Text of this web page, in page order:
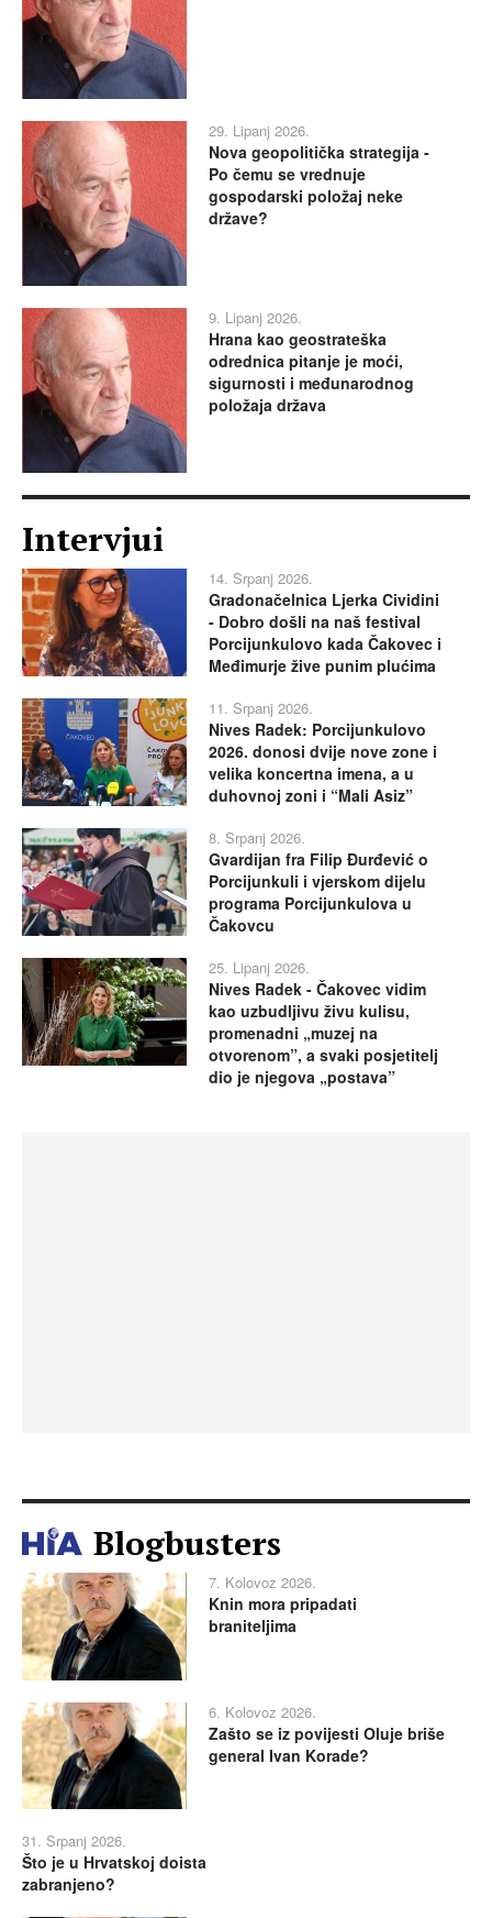
29. Lipanj 2026.
Nova geopolitička strategija -
Po čemu se vrednuje
gospodarski položaj neke
države?
9. Lipanj 2026.
Hrana kao geostrateška
odrednica pitanje je moći,
sigurnosti i međunarodnog
položaja država
Intervjui
14. Srpanj 2026.
Gradonačelnica Ljerka Cividini
- Dobro došli na naš festival
Porcijunkulovo kada Čakovec i
Međimurje žive punim plućima
11. Srpanj 2026.
Nives Radek: Porcijunkulovo
2026. donosi dvije nove zone i
velika koncertna imena, a u
duhovnoj zoni i “Mali Asiz”
8. Srpanj 2026.
Gvardijan fra Filip Đurđević o
Porcijunkuli i vjerskom dijelu
programa Porcijunkulova u
Čakovcu
25. Lipanj 2026.
Nives Radek - Čakovec vidim
kao uzbudljivu živu kulisu,
promenadni „muzej na
otvorenom”, a svaki posjetitelj
dio je njegova „postava”
Blogbusters
7. Kolovoz 2026.
Knin mora pripadati
braniteljima
6. Kolovoz 2026.
Zašto se iz povijesti Oluje briše
general Ivan Korade?
31. Srpanj 2026.
Što je u Hrvatskoj doista
zabranjeno?